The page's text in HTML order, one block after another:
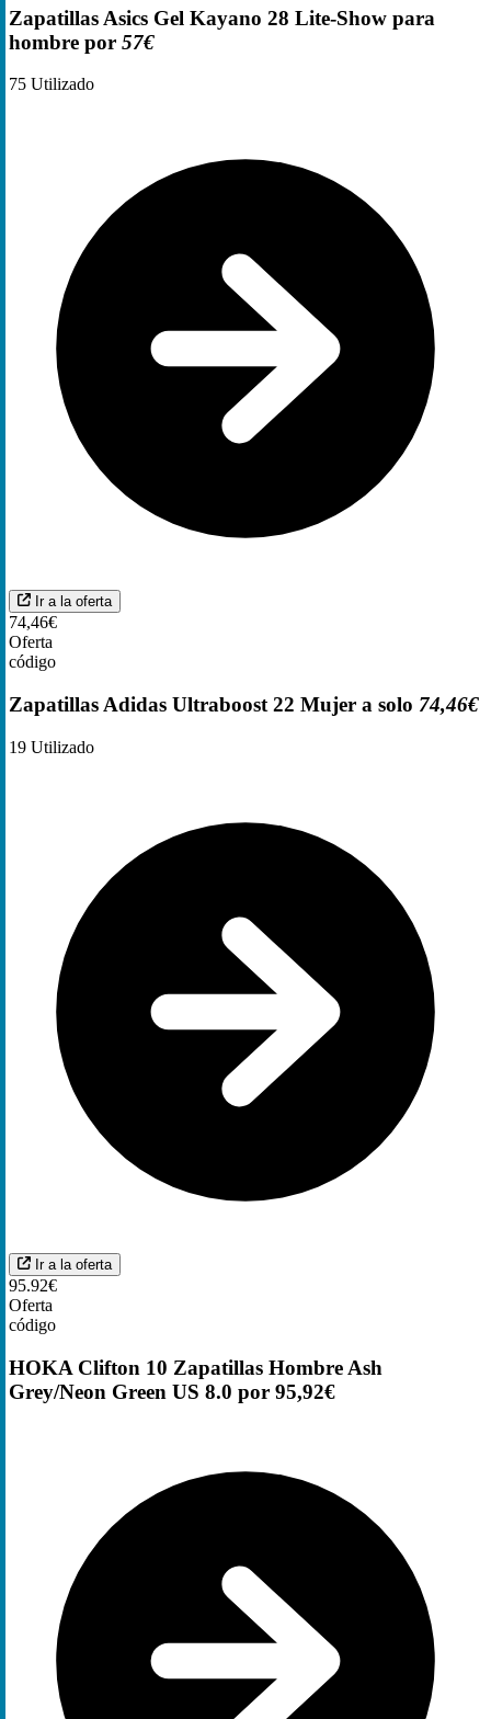
Zapatillas Asics Gel Kayano 28 Lite-Show para
hombre por 57€
75 Utilizado
Ir a la oferta
74,46€
Oferta
código
Zapatillas Adidas Ultraboost 22 Mujer a solo 74,46€
19 Utilizado
Ir a la oferta
95.92€
Oferta
código
HOKA Clifton 10 Zapatillas Hombre Ash
Grey/Neon Green US 8.0 por 95,92€